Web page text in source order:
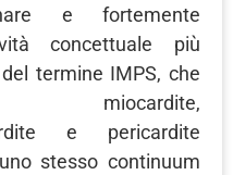
e fortemente
concettuale più
termine IMPS, che
e pericardite
stesso continuum